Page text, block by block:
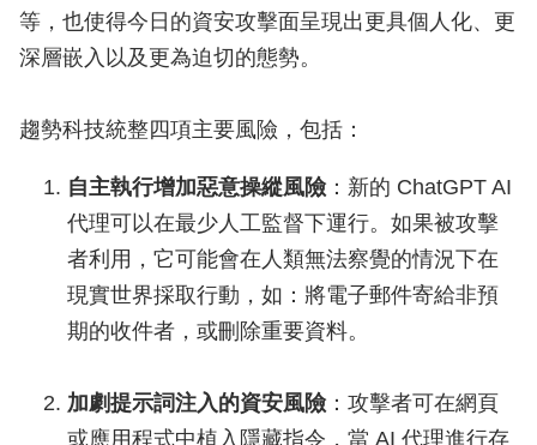
等，也使得今日的資安攻擊面呈現出更具個人化、更
深層嵌入以及更為迫切的態勢。
趨勢科技統整四項主要風險，包括：
自主執行增加惡意操縱風險：新的 ChatGPT AI
代理可以在最少人工監督下運行。如果被攻擊
者利用，它可能會在人類無法察覺的情況下在
現實世界採取行動，如：將電子郵件寄給非預
期的收件者，或刪除重要資料。
加劇提示詞注入的資安風險：攻擊者可在網頁
或應用程式中植入隱藏指令，當 AI 代理進行存